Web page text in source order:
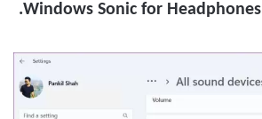
Windows Sonic for Headphones.